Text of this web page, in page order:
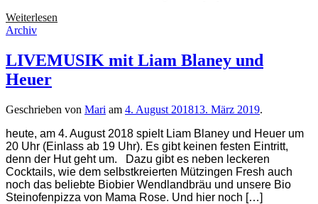
Weiterlesen
dem
Irish
Archiv
LIVEMUSIK mit Liam Blaney und
Heuer
Geschrieben von Mari am 4. August 201813. März 2019.
heute, am 4. August 2018 spielt Liam Blaney und Heuer um
20 Uhr (Einlass ab 19 Uhr). Es gibt keinen festen Eintritt,
denn der Hut geht um. Dazu gibt es neben leckeren
Cocktails, wie dem selbstkreierten Mützingen Fresh auch
noch das beliebte Biobier Wendlandbräu und unsere Bio
Steinofenpizza von Mama Rose. Und hier noch […]